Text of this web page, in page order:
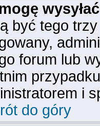
być tego
forum lub
i
do góry